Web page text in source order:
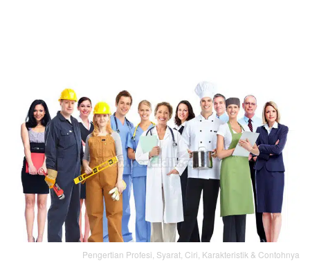
Pengertian Profesi, Syarat, Ciri, Karakteristik & Contohnya